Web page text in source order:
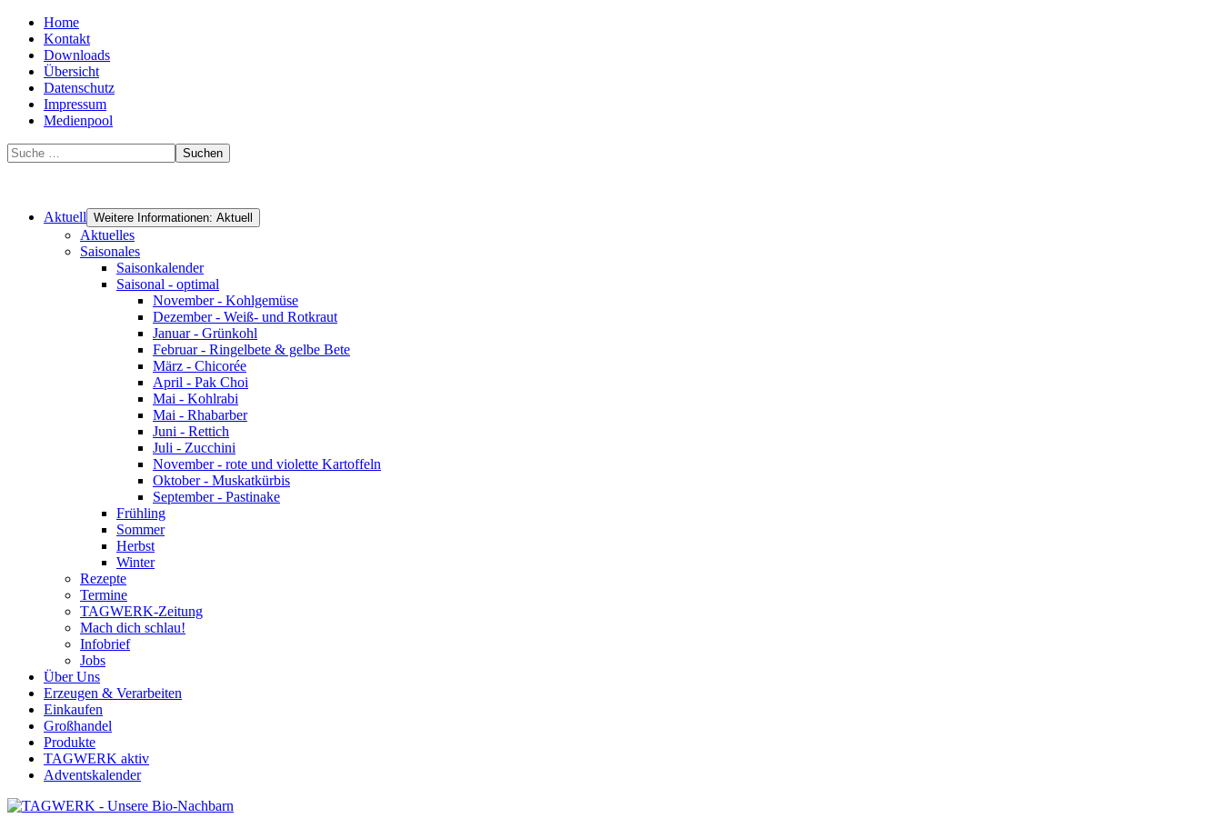
Home
Kontakt
Downloads
Übersicht
Datenschutz
Impressum
Medienpool
Suchen
Aktuell Weitere Informationen: Aktuell
Aktuelles
Saisonales
Saisonkalender
Saisonal - optimal
November - Kohlgemüse
Dezember - Weiß- und Rotkraut
Januar - Grünkohl
Februar - Ringelbete & gelbe Bete
März - Chicorée
April - Pak Choi
Mai - Kohlrabi
Mai - Rhabarber
Juni - Rettich
Juli - Zucchini
November - rote und violette Kartoffeln
Oktober - Muskatkürbis
September - Pastinake
Frühling
Sommer
Herbst
Winter
Rezepte
Termine
TAGWERK-Zeitung
Mach dich schlau!
Infobrief
Jobs
Über Uns
Erzeugen & Verarbeiten
Einkaufen
Großhandel
Produkte
TAGWERK aktiv
Adventskalender